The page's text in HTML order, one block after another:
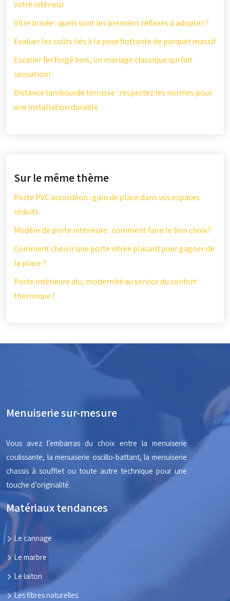
votre intérieur
Vitre brisée : quels sont les premiers réflexes à adopter ?
Évaluer les coûts liés à la pose flottante de parquet massif
Escalier fer forgé bois, un mariage classique qui fait
sensation!
Distance lambourde terrasse : respectez les normes pour
une installation durable
Sur le même thème
Porte PVC accordéon : gain de place dans vos espaces
réduits
Modèle de porte intérieure : comment faire le bon choix?
Comment choisir une porte vitrée placard pour gagner de
la place ?
Porte intérieure alu, modernité au service du confort
thermique !
Menuiserie sur-mesure
Vous avez l’embarras du choix entre la menuiserie
coulissante, la menuiserie oscillo-battant, la menuiserie
chassis à soufflet ou toute autre technique pour une
touche d’originalité.
Matériaux tendances
Le cannage
Le marbre
Le laiton
Les fibres naturelles